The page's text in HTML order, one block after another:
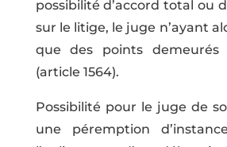
possibilité d’accord total ou
sur le litige, le juge n’ayant
que des points demeurés
(article 1564).
Possibilité pour le juge de
une péremption